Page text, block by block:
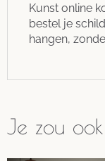
Kunst online
bestel je
hangen,
Je zou